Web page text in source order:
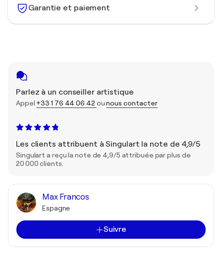
Garantie et paiement
Parlez à un conseiller artistique
Appel +33 1 76 44 06 42ounous contacter
Les clients attribuent à Singulart la note de 4,9/5
Singulart a reçu la note de 4,9/5 attribuée par plus de
20 000 clients.
Max Francos
Espagne
Suivre